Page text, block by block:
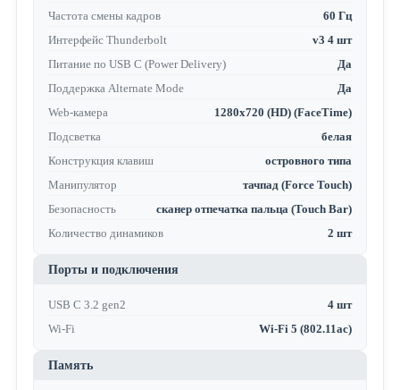
Частота смены кадров
60 Гц
Интерфейс Thunderbolt
v3 4 шт
Питание по USB C (Power Delivery)
Да
Поддержка Alternate Mode
Да
Web-камера
1280x720 (HD) (FaceTime)
Подсветка
белая
Конструкция клавиш
островного типа
Манипулятор
тачпад (Force Touch)
Безопасность
сканер отпечатка пальца (Touch Bar)
Количество динамиков
2 шт
Порты и подключения
USB C 3.2 gen2
4 шт
Wi-Fi
Wi-Fi 5 (802.11ac)
Память